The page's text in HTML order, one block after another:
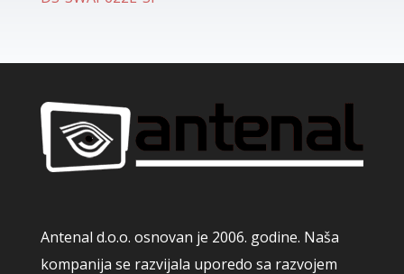
Antenal d.o.o. osnovan je 2006. godine. Naša
kompanija se razvijala uporedo sa razvojem